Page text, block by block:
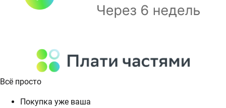
Всё просто
Покупка уже ваша